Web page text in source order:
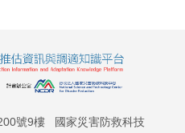
號9樓 國家災害防救科技